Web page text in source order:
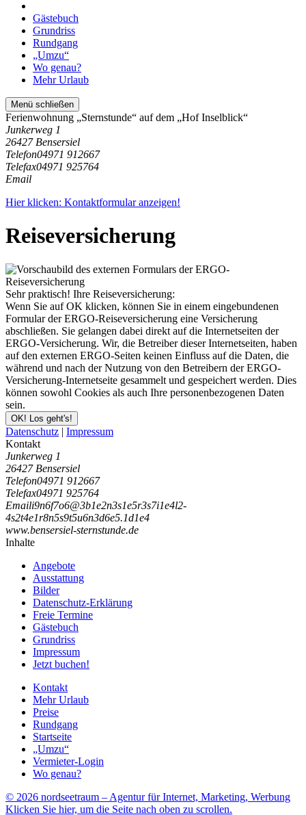
Gästebuch
Grundriss
Rundgang
„Umzu“
Wo genau?
Mehr Urlaub
Menü schließen
Ferienwohnung „Sternstunde“ auf dem „Hof Inselblick“
Junkerweg 1
26427 Bensersiel
Telefon04971 912667
Telefax04971 925764
Email
Hier klicken: Kontaktformular anzeigen!
Reiseversicherung
Sehr praktisch! Ihre Reiseversicherung:
Wenn Sie auf OK klicken, können Sie in einem eingebundenen
Formular der ERGO-Reiseversicherung eine Versicherung
abschließen. Sie gelangen dabei direkt auf die Internetseiten der
ERGO-Versicherung. Wir, die Betreiber dieser Internetseiten, haben
auf den externen ERGO-Seiten keinen Einfluss auf die Daten, die
während und nach der Nutzung von den Betreibern der ERGO-
Versicherung-Internetseite gesammelt und gespeichert werden. Dies
können sowohl Cookies als auch Ihre personenbezogenen Daten
sein.
OK! Los geht's!
Datenschutz | Impressum
Kontakt
Junkerweg 1
26427 Bensersiel
Telefon04971 912667
Telefax04971 925764
Emaili9n6f7o6@3b1e2n3s1e5r3s7i1e4l2-
4s2t4e1r8n5s9t5u6n3d6e5.1d1e4
www.bensersiel-sternstunde.de
Inhalte
Angebote
Ausstattung
Bilder
Datenschutz-Erklärung
Freie Termine
Gästebuch
Grundriss
Impressum
Jetzt buchen!
Kontakt
Mehr Urlaub
Preise
Rundgang
Startseite
„Umzu“
Vermieter-Login
Wo genau?
© 2026 nordseetraum – Agentur für Internet, Marketing, Werbung
Klicken Sie hier, um die Seite nach oben zu scrollen.